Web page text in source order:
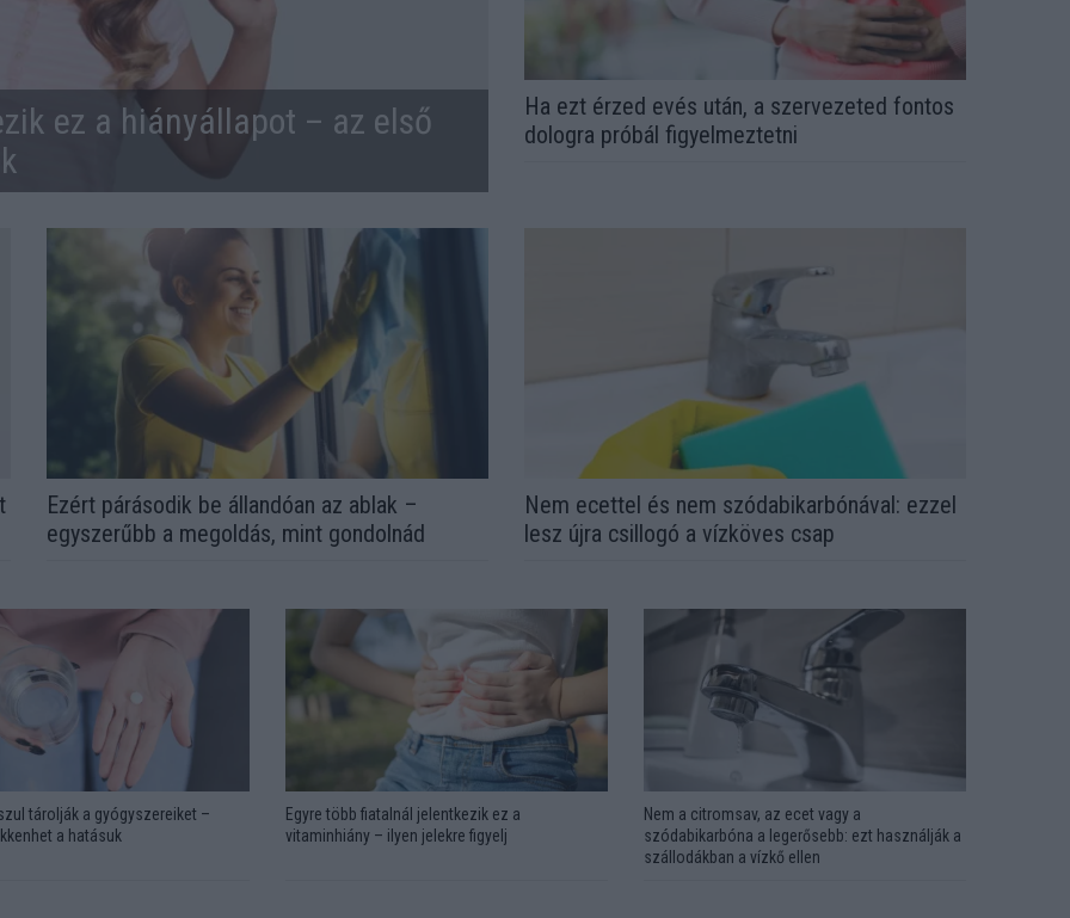
ez a hiányállapot – az első
Ha ezt érzed evés után, a szervezeted fontos
dologra próbál figyelmeztetni
Ezért párásodik be állandóan az ablak –
egyszerűbb a megoldás, mint gondolnád
Nem ecettel és nem szódabikarbónával: ezzel
lesz újra csillogó a vízköves csap
tárolják a gyógyszereiket –
a hatásuk
Egyre több fiatalnál jelentkezik ez a
vitaminhiány – ilyen jelekre figyelj
Nem a citromsav, az ecet vagy a
szódabikarbóna a legerősebb: ezt használják a
szállodákban a vízkő ellen